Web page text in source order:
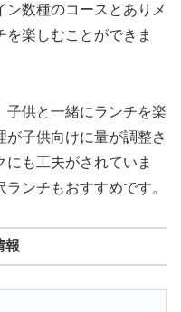
ン数種のコースとありメ
楽しむことができま
子供と一緒にランチを楽
が子供向けに量が調整さ
も工夫がされていま
ンチもおすすめです。
報